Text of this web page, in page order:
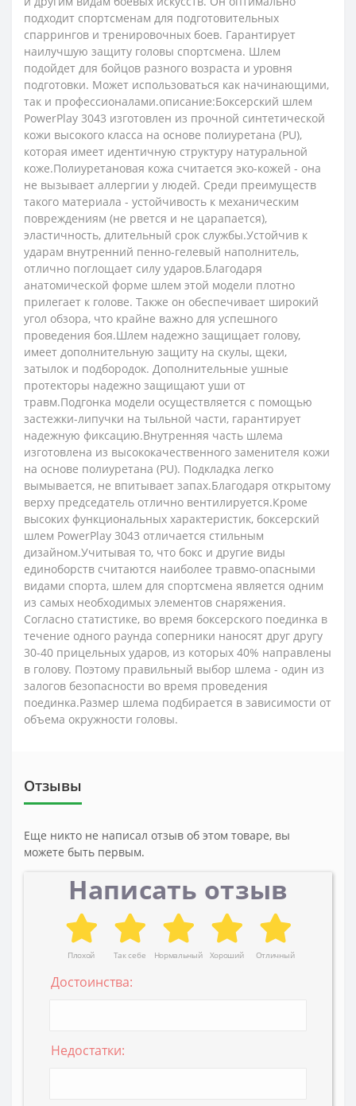
подходит спортсменам для подготовительных
спаррингов и тренировочных боев. Гарантирует
наилучшую защиту головы спортсмена. Шлем
подойдет для бойцов разного возраста и уровня
подготовки. Может использоваться как начинающими,
так и профессионалами.описание:Боксерский шлем
PowerPlay 3043 изготовлен из прочной синтетической
кожи высокого класса на основе полиуретана (PU),
которая имеет идентичную структуру натуральной
коже.Полиуретановая кожа считается эко-кожей - она ​​
не вызывает аллергии у людей. Среди преимуществ
такого материала - устойчивость к механическим
повреждениям (не рвется и не царапается),
эластичность, длительный срок службы.Устойчив к
ударам внутренний пенно-гелевый наполнитель,
отлично поглощает силу ударов.Благодаря
анатомической форме шлем этой модели плотно
прилегает к голове. Также он обеспечивает широкий
угол обзора, что крайне важно для успешного
проведения боя.Шлем надежно защищает голову,
имеет дополнительную защиту на скулы, щеки,
затылок и подбородок. Дополнительные ушные
протекторы надежно защищают уши от
травм.Подгонка модели осуществляется с помощью
застежки-липучки на тыльной части, гарантирует
надежную фиксацию.Внутренняя часть шлема
изготовлена ​​из высококачественного заменителя кожи
на основе полиуретана (PU). Подкладка легко
вымывается, не впитывает запах.Благодаря открытому
верху председатель отлично вентилируется.Кроме
высоких функциональных характеристик, боксерский
шлем PowerPlay 3043 отличается стильным
дизайном.Учитывая то, что бокс и другие виды
единоборств считаются наиболее травмо-опасными
видами спорта, шлем для спортсмена является одним
из самых необходимых элементов снаряжения.
Согласно статистике, во время боксерского поединка в
течение одного раунда соперники наносят друг другу
30-40 прицельных ударов, из которых 40% направлены
в голову. Поэтому правильный выбор шлема - один из
залогов безопасности во время проведения
поединка.Размер шлема подбирается в зависимости от
объема окружности головы.
Отзывы
Еще никто не написал отзыв об этом товаре, вы
можете быть первым.
Написать отзыв
Плохой Так себе Нормальный Хороший Отличный
Достоинства:
Недостатки: